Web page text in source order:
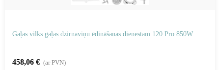
Gaļas vilks gaļas dzirnaviņu ēdināšanas dienestam 120 Pro 850W
458,06 € (ar PVN)